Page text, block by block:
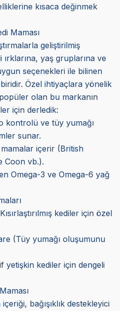
kısaca değinmek
Maması
geliştirilmiş
yaş gruplarına ve
seçenekleri ile bilinen
Özel ihtiyaçlara yönelik
olan bu markanın
için derledik:
kontrolü ve tüy yumağı
sunar.
içerir (British
Coon vb.).
Omega-3 ve Omega-6 yağ
kediler için özel
(Tüy yumağı oluşumunu
yetişkin kediler için dengeli
bağışıklık destekleyici